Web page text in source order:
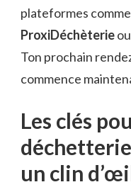
plateformes comme
ProxiDéchèterie
Ton prochain
commence
Les clés
un clin